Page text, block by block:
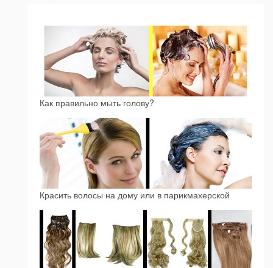
Как правильно мыть голову?
Красить волосы на дому или в парикмахерской